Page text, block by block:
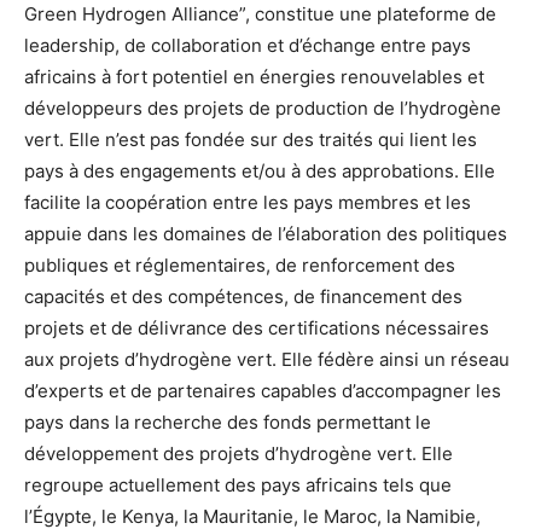
Green Hydrogen Alliance”, constitue une plateforme de
leadership, de collaboration et d’échange entre pays
africains à fort potentiel en énergies renouvelables et
développeurs des projets de production de l’hydrogène
vert. Elle n’est pas fondée sur des traités qui lient les
pays à des engagements et/ou à des approbations. Elle
facilite la coopération entre les pays membres et les
appuie dans les domaines de l’élaboration des politiques
publiques et réglementaires, de renforcement des
capacités et des compétences, de financement des
projets et de délivrance des certifications nécessaires
aux projets d’hydrogène vert. Elle fédère ainsi un réseau
d’experts et de partenaires capables d’accompagner les
pays dans la recherche des fonds permettant le
développement des projets d’hydrogène vert. Elle
regroupe actuellement des pays africains tels que
l’Égypte, le Kenya, la Mauritanie, le Maroc, la Namibie,